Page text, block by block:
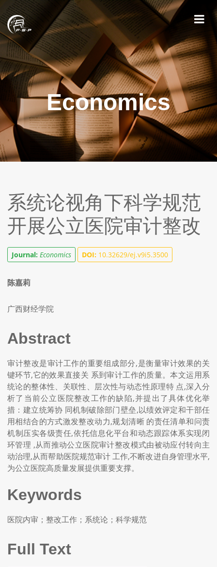
Economics
系统论视角下科学规范
开展公立医院审计整改
Journal: Economics DOI: 10.32629/ej.v9i5.3500
陈嘉莉
广西财经学院
Abstract
审计整改是审计工作的重要组成部分,是衡量审计效果的关
键环节,它的效果直接关 系到审计工作的质量。本文运用系
统论的整体性、关联性、层次性与动态性原理特 点,深入分
析了当前公立医院整改工作的缺陷,并提出了具体优化举
措：建立统筹协 同机制破除部门壁垒,以绩效评定和干部任
用相结合的方式激发整改动力,规划清晰 的责任清单和问责
机制压实各级责任,依托信息化平台和动态跟踪体系实现闭
环管理 ,从而推动公立医院审计整改模式由被动应付转向主
动治理,从而帮助医院规范审计 工作,不断改进自身管理水平,
为公立医院高质量发展提供重要支撑。
Keywords
医院内审；整改工作；系统论；科学规范
Full Text